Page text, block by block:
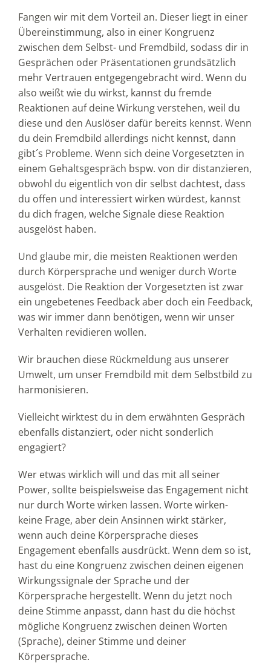
Fangen wir mit dem Vorteil an. Dieser liegt in einer
Übereinstimmung, also in einer Kongruenz
zwischen dem Selbst- und Fremdbild, sodass dir in
Gesprächen oder Präsentationen grundsätzlich
mehr Vertrauen entgegengebracht wird. Wenn du
also weißt wie du wirkst, kannst du fremde
Reaktionen auf deine Wirkung verstehen, weil du
diese und den Auslöser dafür bereits kennst. Wenn
du dein Fremdbild allerdings nicht kennst, dann
gibt´s Probleme. Wenn sich deine Vorgesetzten in
einem Gehaltsgespräch bspw. von dir distanzieren,
obwohl du eigentlich von dir selbst dachtest, dass
du offen und interessiert wirken würdest, kannst
du dich fragen, welche Signale diese Reaktion
ausgelöst haben.
Und glaube mir, die meisten Reaktionen werden
durch Körpersprache und weniger durch Worte
ausgelöst. Die Reaktion der Vorgesetzten ist zwar
ein ungebetenes Feedback aber doch ein Feedback,
was wir immer dann benötigen, wenn wir unser
Verhalten revidieren wollen.
Wir brauchen diese Rückmeldung aus unserer
Umwelt, um unser Fremdbild mit dem Selbstbild zu
harmonisieren.
Vielleicht wirktest du in dem erwähnten Gespräch
ebenfalls distanziert, oder nicht sonderlich
engagiert?
Wer etwas wirklich will und das mit all seiner
Power, sollte beispielsweise das Engagement nicht
nur durch Worte wirken lassen. Worte wirken-
keine Frage, aber dein Ansinnen wirkt stärker,
wenn auch deine Körpersprache dieses
Engagement ebenfalls ausdrückt. Wenn dem so ist,
hast du eine Kongruenz zwischen deinen eigenen
Wirkungssignale der Sprache und der
Körpersprache hergestellt. Wenn du jetzt noch
deine Stimme anpasst, dann hast du die höchst
mögliche Kongruenz zwischen deinen Worten
(Sprache), deiner Stimme und deiner
Körpersprache.